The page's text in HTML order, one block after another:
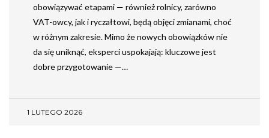
obowiązywać etapami — również rolnicy, zarówno
VAT-owcy, jak i ryczałtowi, będą objęci zmianami, choć
w różnym zakresie. Mimo że nowych obowiązków nie
da się uniknąć, eksperci uspokajają: kluczowe jest
dobre przygotowanie —…
1 LUTEGO 2026